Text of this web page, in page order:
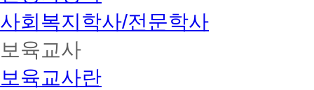
사회복지학사/전문학사
보육교사
보육교사란